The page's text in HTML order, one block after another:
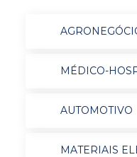
MÉDICO-
AUTOMOTIVO
MATERIAIS